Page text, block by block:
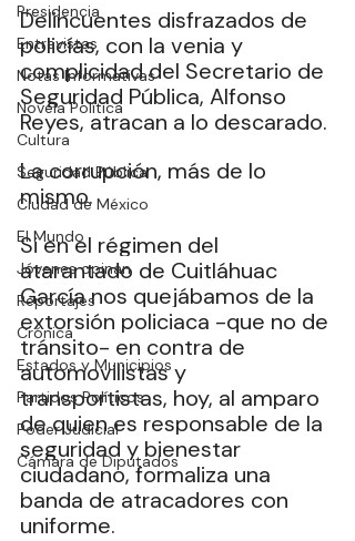
Presidencia
Entrevistas
Notas Informativas
Novela Política
Cultura
Seguridad Pública
Ciudad de México
El Mundo
Jóvenes opinan
Reportajes
Crónica
Estados y Municipios
Partidos Políticos
Poder Judicial
Cámara de Diputados
Delincuentes disfrazados de
policías, con la venia y
complicidad del Secretario de
Seguridad Pública, Alfonso
Reyes, atracan a lo descarado.
La corrupción, más de lo
mismo.
Si en el régimen del
atarantado de Cuitláhuac
García nos quejábamos de la
extorsión policiaca -que no de
tránsito- en contra de
automovilistas y
transportistas, hoy, al amparo
de quien es responsable de la
seguridad y bienestar
ciudadano, formaliza una
banda de atracadores con
uniforme.